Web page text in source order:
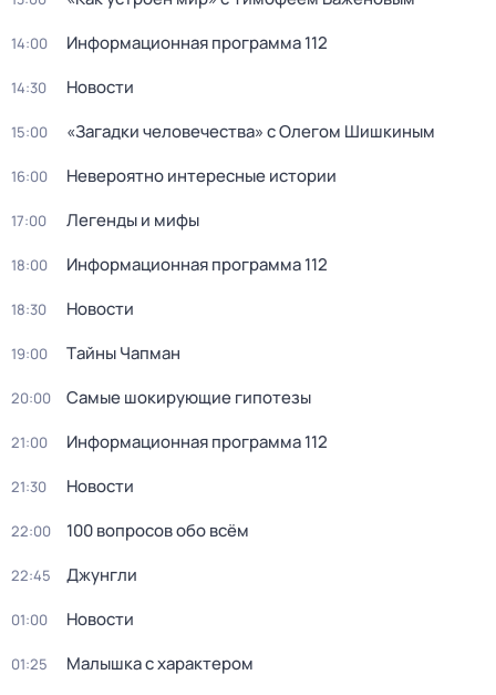
14:00 Информационная программа 112
14:30 Новости
15:00 «Загадки человечества» с Олегом Шишкиным
16:00 Невероятно интересные истории
17:00 Легенды и мифы
18:00 Информационная программа 112
18:30 Новости
19:00 Тaйны Чапман
20:00 Самые шoкиpующие гипотезы
21:00 Информационная программа 112
21:30 Новости
22:00 100 вопросов обо всём
22:45 Джунгли
01:00 Новости
01:25 Малышка с характером